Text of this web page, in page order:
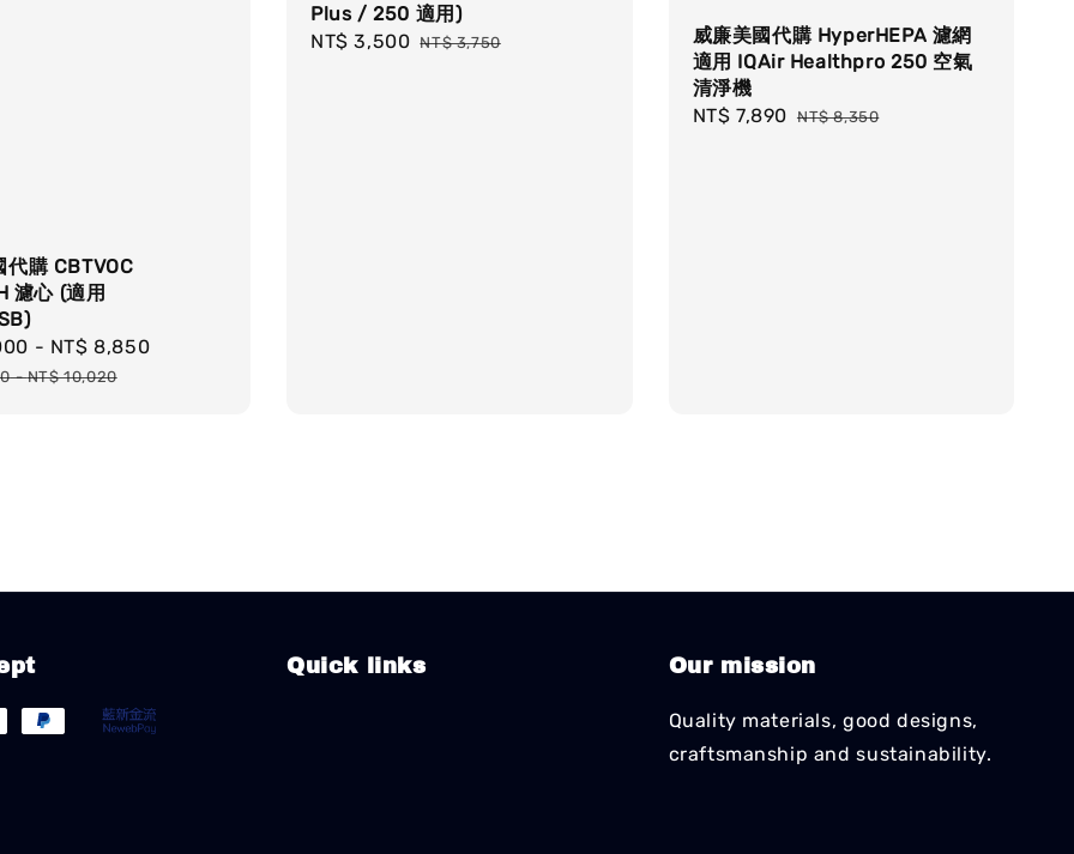
代購 CBTVOC
濾心 (適用
- NT$ 8,850
-NT$ 10,020
Plus / 250 適用)
Sale
NT$ 3,500 Regular
NT$ 3,750
威廉美國代購 HyperHEPA 濾網
適用 IQAir Healthpro 250 空氣
清淨機
Sale
NT$ 7,890 Regular
NT$ 8,350
Quick links Our mission
Quality materials, good designs,
craftsmanship and sustainability.